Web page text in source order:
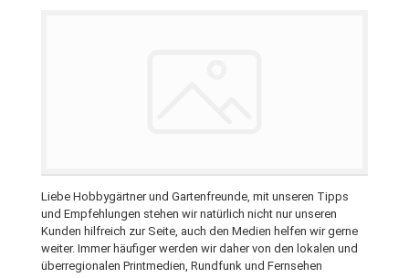
Liebe Hobbygärtner und Gartenfreunde, mit unseren Tipps
und Empfehlungen stehen wir natürlich nicht nur unseren
Kunden hilfreich zur Seite, auch den Medien helfen wir gerne
weiter. Immer häufiger werden wir daher von den lokalen und
überregionalen Printmedien, Rundfunk und Fernsehen